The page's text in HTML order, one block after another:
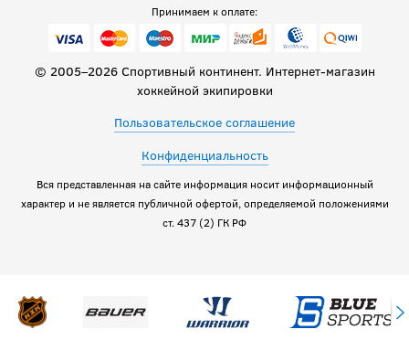
Принимаем к оплате:
© 2005–2026 Спортивный континент. Интернет-магазин
хоккейной экипировки
Пользовательское соглашение
Конфиденциальность
Вся представленная на сайте информация носит информационный
характер и не является публичной офертой, определяемой положениями
ст. 437 (2) ГК РФ